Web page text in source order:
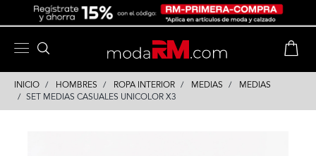
INICIO HOMBRES ROPA INTERIOR MEDIAS
MEDIAS
SET MEDIAS CASUALES UNICOLOR X3